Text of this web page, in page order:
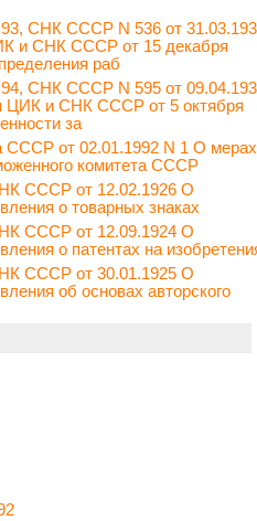
СНК СССР N 536 от
и СНК СССР от 15 декабря
раб
СНК СССР N 595 от
ЦИК и СНК СССР от 5 октября
за
СССР от 02.01.1992 N 1 О
комитета СССР
СССР от 12.02.1926 О
о товарных знаках
СССР от 12.09.1924 О
о патентах на
СССР от 30.01.1925 О
об основах авторского